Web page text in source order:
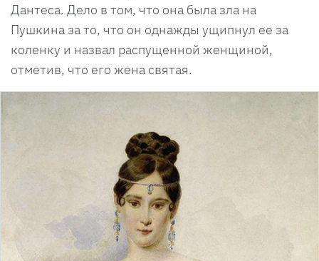
Дантеса. Дело в том, что она была зла на
Пушкина за то, что он однажды ущипнул ее за
коленку и назвал распущенной женщиной,
отметив, что его жена святая.